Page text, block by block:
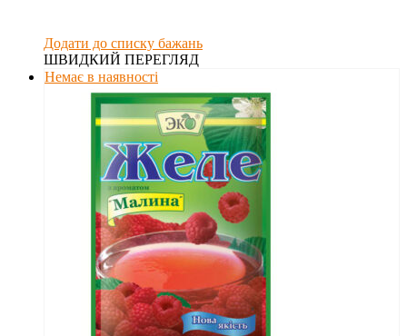
Додати до списку бажань
ШВИДКИЙ ПЕРЕГЛЯД
Немає в наявності